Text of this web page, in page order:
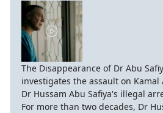
The Disappearance of Dr Abu
investigates the assault on Kamal
Dr Hussam Abu Safiya's illegal
For more than two decades, Dr